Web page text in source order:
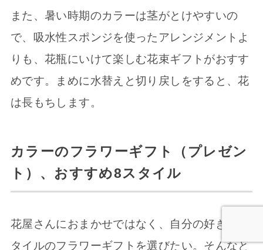
また、暑い時期のカラーは茎がとけやすいの
で、吸水性スポンジを使ったアレンジメントよ
りも、花瓶にいけて楽しむ花束ギフトがおすす
めです。まめに水替えと切り戻しをすると、花
は長もちします。
カラーのフラワーギフト（プレゼン
ト）、おすすめ8スタイル
花屋さんにおまかせではなく、自分の好きなス
タイルのフラワーギフトを選びたい。そんなと